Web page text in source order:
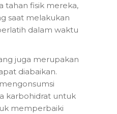
tahan fisik mereka,
saat melakukan
dalam waktu
juga merupakan
diabaikan.
karbohidrat untuk
memperbaiki